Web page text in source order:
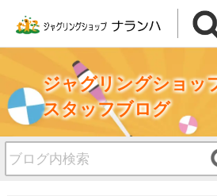
ジャグリングショッ
スタッフブログ